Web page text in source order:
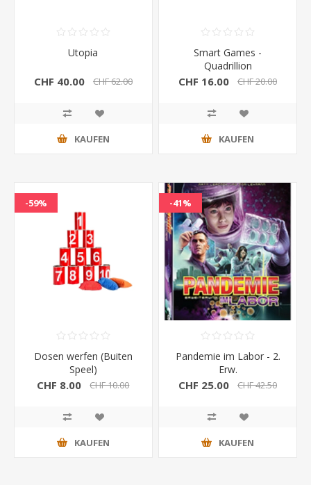
Utopia
CHF 40.00 CHF 62.00
KAUFEN
Smart Games -
Quadrillion
CHF 16.00 CHF 20.00
KAUFEN
-59%
Dosen werfen (Buiten
Speel)
CHF 8.00 CHF 10.00
KAUFEN
-41%
Pandemie im Labor - 2.
Erw.
CHF 25.00 CHF 42.50
KAUFEN